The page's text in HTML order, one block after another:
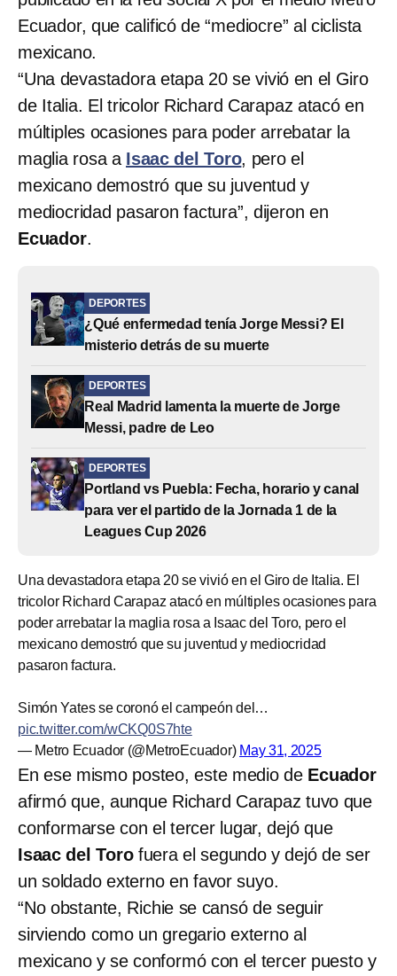
Ecuador, que calificó de “mediocre” al ciclista
mexicano.
“Una devastadora etapa 20 se vivió en el Giro
de Italia. El tricolor Richard Carapaz atacó en
múltiples ocasiones para poder arrebatar la
maglia rosa a Isaac del Toro, pero el
mexicano demostró que su juventud y
mediocridad pasaron factura”, dijeron en
Ecuador.
DEPORTES
¿Qué enfermedad tenía Jorge Messi? El
misterio detrás de su muerte
DEPORTES
Real Madrid lamenta la muerte de Jorge
Messi, padre de Leo
DEPORTES
Portland vs Puebla: Fecha, horario y canal
para ver el partido de la Jornada 1 de la
Leagues Cup 2026
Una devastadora etapa 20 se vivió en el Giro de Italia. El
tricolor Richard Carapaz atacó en múltiples ocasiones para
poder arrebatar la maglia rosa a Isaac del Toro, pero el
mexicano demostró que su juventud y mediocridad
pasaron factura.
Simón Yates se coronó el campeón del…
pic.twitter.com/wCKQ0S7hte
— Metro Ecuador (@MetroEcuador) May 31, 2025
En ese mismo posteo, este medio de Ecuador
afirmó que, aunque Richard Carapaz tuvo que
conformarse con el tercer lugar, dejó que
Isaac del Toro fuera el segundo y dejó de ser
un soldado externo en favor suyo.
“No obstante, Richie se cansó de seguir
sirviendo como un gregario externo al
mexicano y se conformó con el tercer puesto y